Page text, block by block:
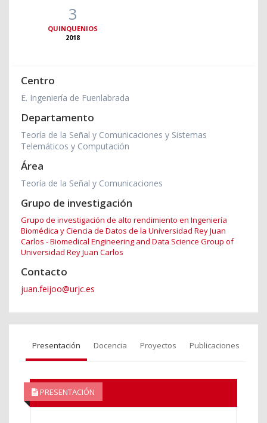
3
QUINQUENIOS
2018
Centro
E. Ingeniería de Fuenlabrada
Departamento
Teoría de la Señal y Comunicaciones y Sistemas
Telemáticos y Computación
Área
Teoría de la Señal y Comunicaciones
Grupo de investigación
Grupo de investigación de alto rendimiento en Ingeniería
Biomédica y Ciencia de Datos de la Universidad Rey Juan
Carlos - Biomedical Engineering and Data Science Group of
Universidad Rey Juan Carlos
Contacto
juan.feijoo@urjc.es
Presentación Docencia Proyectos Publicaciones
PRESENTACIÓN